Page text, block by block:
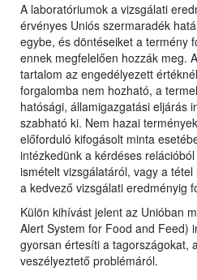
A laboratóriumok a vizsgálati
érvényes Uniós szermaradék
egybe, és döntéseiket a termény
ennek megfelelően hozzák meg.
tartalom az engedélyezett
forgalomba nem hozható, a
hatósági, államigazgatási eljárás
szabható ki. Nem hazai
előforduló kifogásolt minta
intézkedünk a kérdéses
ismételt vizsgálatáról, vagy a
a kedvező vizsgálati eredményig
Külön kihívást jelent az Unióban
Alert System for Food and Feed)
gyorsan értesíti a tagországokat,
veszélyeztető problémáról.